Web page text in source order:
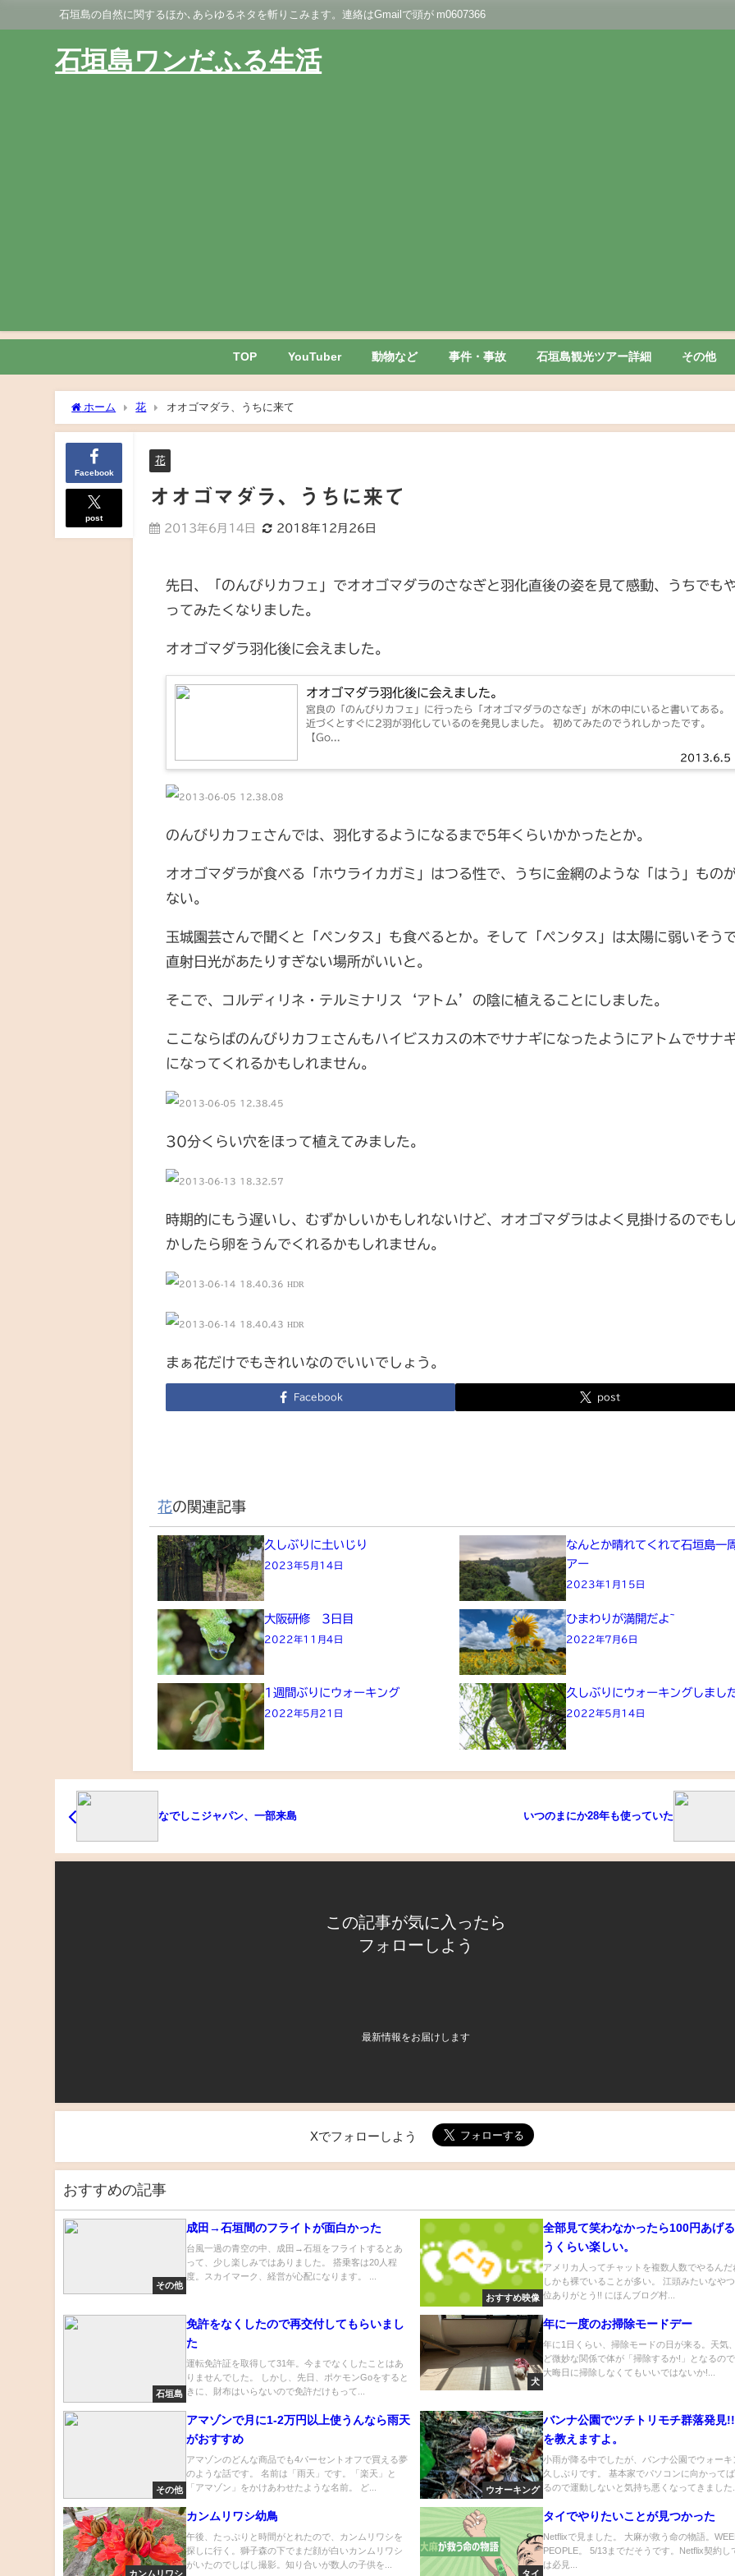
石垣島の自然に関するほか､あらゆるネタを斬りこみます。連絡はGmailで頭が m0607366
石垣島ワンだふる生活
TOP YouTuber 動物など 事件・事故 石垣島観光ツアー詳細 その他
ホーム 花 オオゴマダラ、うちに来て
Facebook
post
花
オオゴマダラ、うちに来て
2013年6月14日 2018年12月26日
先日、「のんびりカフェ」でオオゴマダラのさなぎと羽化直後の姿を見て感動、うちでも
ってみたくなりました。
オオゴマダラ羽化後に会えました。
オオゴマダラ羽化後に会えました。
2013.6.5
宮良の「のんびりカフェ」に行ったら「オオゴマダラのさなぎ」が木の中にいると書いてある。
近づくとすぐに2羽が羽化しているのを発見しました。 初めてみたのでうれしかったです。
【Go...
のんびりカフェさんでは、羽化するようになるまで5年くらいかかったとか。
オオゴマダラが食べる「ホウライカガミ」はつる性で、うちに金網のような「はう」もの
ない。
玉城園芸さんで聞くと「ペンタス」も食べるとか。そして「ペンタス」は太陽に弱いそう
直射日光があたりすぎない場所がいいと。
そこで、コルディリネ・テルミナリス‘アトム’の陰に植えることにしました。
ここならばのんびりカフェさんもハイビスカスの木でサナギになったようにアトムでサナ
になってくれるかもしれません。
30分くらい穴をほって植えてみました。
時期的にもう遅いし、むずかしいかもしれないけど、オオゴマダラはよく見掛けるのでも
かしたら卵をうんでくれるかもしれません。
まぁ花だけでもきれいなのでいいでしょう。
Facebook post
花の関連記事
久しぶりに土いじり
2023年5月14日
なんとか晴れてくれて石垣島一
アー
2023年1月15日
大阪研修 3日目
2022年11月4日
ひまわりが満開だよ~
2022年7月6日
1週間ぶりにウォーキング
2022年5月21日
久しぶりにウォーキングしまし
2022年5月14日
なでしこジャパン、一部来島 いつのまにか28年も使っていた
この記事が気に入ったら
フォローしよう
最新情報をお届けします
Xでフォローしよう
おすすめの記事
その他
成田→石垣間のフライトが面白かった
台風一過の青空の中、成田→石垣をフライトするとあ
って、少し楽しみではありました。 搭乗客は20人程
度。スカイマーク、経営が心配になります。 ...
おすすめ映像
全部見て笑わなかったら100円あげ
うくらい楽しい。
アメリカ人ってチャットを複数人数でやるんだ
しかも裸でいることが多い。 江頭みたいなや
位ありがとう!! にほんブログ村...
石垣島
免許をなくしたので再交付してもらいまし
た
運転免許証を取得して31年。今までなくしたことはあ
りませんでした。 しかし、先日、ポケモンGoをすると
きに、財布はいらないので免許だけもって...
犬
年に一度のお掃除モードデー
年に1日くらい、掃除モードの日が来る。天気
ど微妙な関係で体が「掃除するか!」となるの
大晦日に掃除しなくてもいいではないか!...
その他
アマゾンで月に1-2万円以上使うんなら雨天
がおすすめ
アマゾンのどんな商品でも4パーセントオフで買える夢
のような話です。 名前は「雨天」です。「楽天」と
「アマゾン」をかけあわせたような名前。 ど...
ウオーキング
バンナ公園でツチトリモチ群落発見
を教えますよ。
小雨が降る中でしたが、バンナ公園でウォーキ
久しぶりです。 基本家でパソコンに向かって
るので運動しないと気持ち悪くなってきました
カンムリワシ
カンムリワシ幼鳥
午後、たっぷりと時間がとれたので、カンムリワシを
探しに行く。獅子森の下でまだ顔が白いカンムリワシ
がいたのでしばし撮影。知り合いが数人の子供を...
タイ
タイでやりたいことが見つかった
Netflixで見ました。 大麻が救う命の物語。
PEOPLE。 5/13までだそうです。Netflix契約し
は必見...